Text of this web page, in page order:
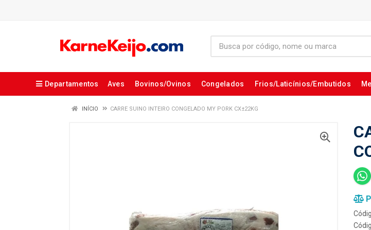
Departamentos Aves Bovinos/Ovinos Congelados Frios/Laticínios/Embutidos
INÍCIO CARRE SUINO INTEIRO CONGELADO MY PORK CX±22KG